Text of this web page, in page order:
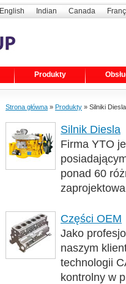
English Indian Canada
Produkty
Strona główna » Produkty » Silniki
Silnik Diesla
Firma YTO
ponad 60
Części OEM
Jako
naszym
technologii
kontrolny w